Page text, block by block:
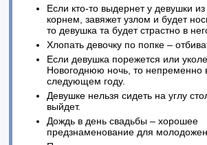
Если кто-то выдернет у девушки
корнем, завяжет узлом и будет
то девушка та будет страстно в
Хлопать девочку по попке –
Если девушка порежется или
Новогоднюю ночь, то непременно
следующем году.
Девушке нельзя сидеть на углу
выйдет.
Дождь в день свадьбы – хорошее
предзнаменование для